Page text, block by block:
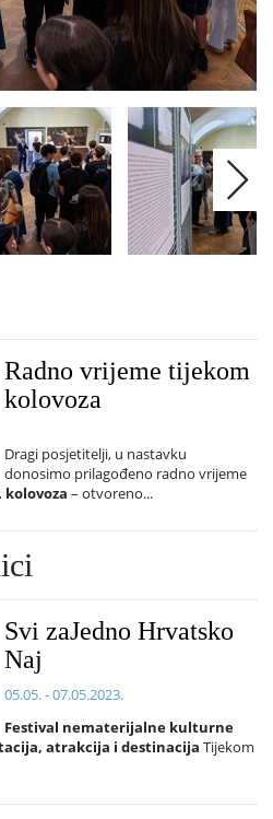
Radno vrijeme tijekom
kolovoza
Dragi posjetitelji, u nastavku
donosimo prilagođeno radno vrijeme
kolovoza – otvoreno...
Svi zaJedno Hrvatsko
Naj
05.05. - 07.05.2023.
Festival nematerijalne kulturne
atrakcija i destinacija Tijekom